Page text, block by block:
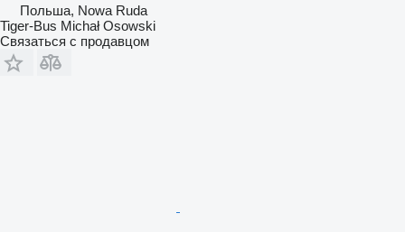
Польша, Nowa Ruda
Tiger-Bus Michał Osowski
Связаться с продавцом